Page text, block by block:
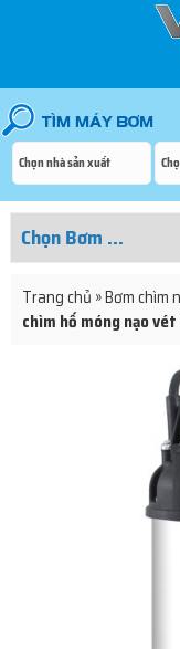
Trang chủ »Bơm chìm
chìm hố móng nạo